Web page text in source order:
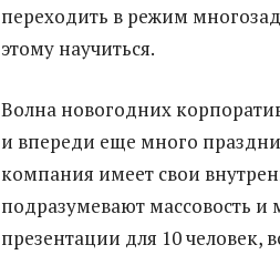
переходить в режим
этому научиться.
Волна новогодних
и впереди еще много
компания имеет свои
подразумевают массовость и
презентации для 10 человек,